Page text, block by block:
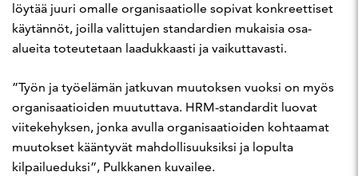
löytää juuri omalle organisaatiolle sopivat konkreettiset
käytännöt, joilla valittujen standardien mukaisia osa-
alueita toteutetaan laadukkaasti ja vaikuttavasti.
”Työn ja työelämän jatkuvan muutoksen vuoksi on myös
organisaatioiden muututtava. HRM-standardit luovat
viitekehyksen, jonka avulla organisaatioiden kohtaamat
muutokset kääntyvät mahdollisuuksiksi ja lopulta
kilpailueduksi”, Pulkkanen kuvailee.